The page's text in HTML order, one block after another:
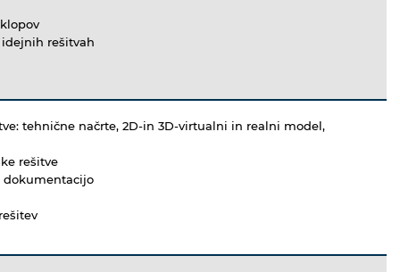
rešitvah
tehnične načrte, 2D-in 3D-virtualni in realni model,
rešitve
dokumentacijo